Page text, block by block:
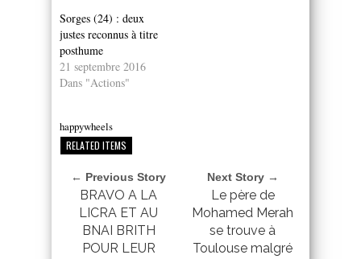
Sorges (24) : deux
justes reconnus à titre
posthume
21 septembre 2016
Dans "Actions"
happywheels
RELATED ITEMS
← Previous Story
BRAVO A LA
LICRA ET AU
BNAI BRITH
POUR LEUR
Next Story →
Le père de
Mohamed Merah
se trouve à
Toulouse malgré